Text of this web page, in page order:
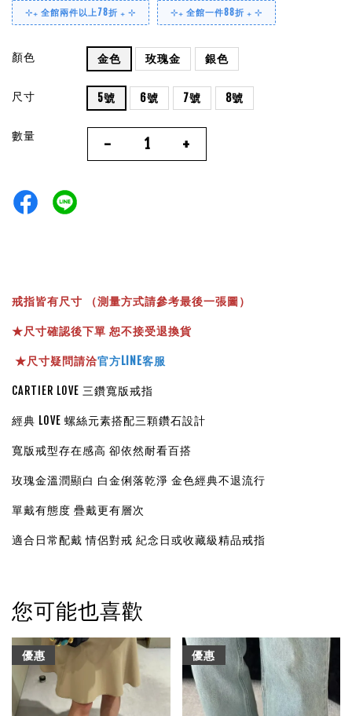
⊹₊ 全館兩件以上78折 ₊ ⊹ ⊹₊ 全館一件88折 ₊ ⊹
顏色 金色 玫瑰金 銀色
尺寸 5號 6號 7號 8號
數量 - +
戒指皆有尺寸 （測量方式請參考最後一張圖）
★尺寸確認後下單 恕不接受退換貨
★尺寸疑問請洽官方LINE客服
CARTIER LOVE 三鑽寬版戒指
經典 LOVE 螺絲元素搭配三顆鑽石設計
寬版戒型存在感高 卻依然耐看百搭
玫瑰金溫潤顯白 白金俐落乾淨 金色經典不退流行
單戴有態度 疊戴更有層次
適合日常配戴 情侶對戒 紀念日或收藏級精品戒指
您可能也喜歡
優惠 優惠